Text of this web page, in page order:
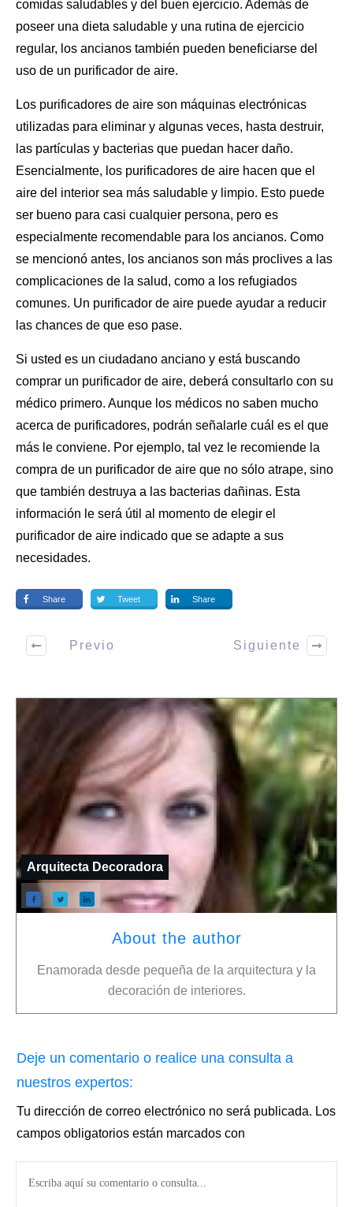
comidas saludables y del buen ejercicio. Además de
poseer una dieta saludable y una rutina de ejercicio
regular, los ancianos también pueden beneficiarse del
uso de un purificador de aire.
Los purificadores de aire son máquinas electrónicas
utilizadas para eliminar y algunas veces, hasta destruir,
las partículas y bacterias que puedan hacer daño.
Esencialmente, los purificadores de aire hacen que el
aire del interior sea más saludable y limpio. Esto puede
ser bueno para casi cualquier persona, pero es
especialmente recomendable para los ancianos. Como
se mencionó antes, los ancianos son más proclives a las
complicaciones de la salud, como a los refugiados
comunes. Un purificador de aire puede ayudar a reducir
las chances de que eso pase.
Si usted es un ciudadano anciano y está buscando
comprar un purificador de aire, deberá consultarlo con su
médico primero. Aunque los médicos no saben mucho
acerca de purificadores, podrán señalarle cuál es el que
más le conviene. Por ejemplo, tal vez le recomiende la
compra de un purificador de aire que no sólo atrape, sino
que también destruya a las bacterias dañinas. Esta
información le será útil al momento de elegir el
purificador de aire indicado que se adapte a sus
necesidades.
Share Tweet Share
Previo Siguiente
Arquitecta Decoradora
About the author
Enamorada desde pequeña de la arquitectura y la
decoración de interiores.
Deje un comentario o realice una consulta a
nuestros expertos:
Tu dirección de correo electrónico no será publicada. Los
campos obligatorios están marcados con